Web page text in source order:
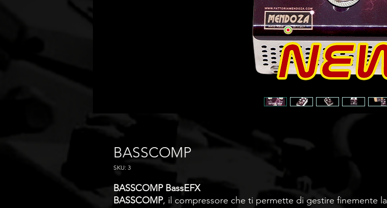
BASSCOMP
SKU: 3
BASSCOMP BassEFX
BASSCOMP, il compressore che ti permette di gestire finemente la